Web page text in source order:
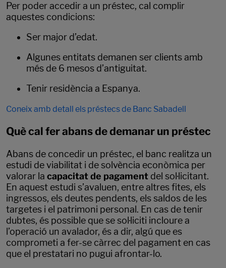
Per poder accedir a un préstec, cal complir
aquestes condicions:
Ser major d’edat.
Algunes entitats demanen ser clients amb
més de 6 mesos d’antiguitat.
Tenir residència a Espanya.
Coneix amb detall els préstecs de Banc Sabadell
Què cal fer abans de demanar un préstec
Abans de concedir un préstec, el banc realitza un
estudi de viabilitat i de solvència econòmica per
valorar la capacitat de pagament del sol·licitant.
En aquest estudi s’avaluen, entre altres fites, els
ingressos, els deutes pendents, els saldos de les
targetes i el patrimoni personal. En cas de tenir
dubtes, és possible que se sol·liciti incloure a
l’operació un avalador, és a dir, algú que es
comprometi a fer-se càrrec del pagament en cas
que el prestatari no pugui afrontar-lo.